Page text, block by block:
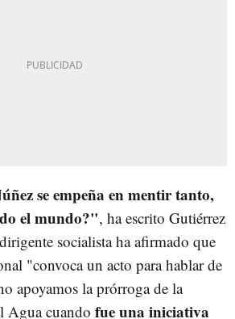
se empeña en mentir tanto,
el mundo?", ha escrito Gutiérrez
socialista ha afirmado que
"convoca un acto para hablar de
apoyamos la prórroga de la
Agua cuando fue una iniciativa